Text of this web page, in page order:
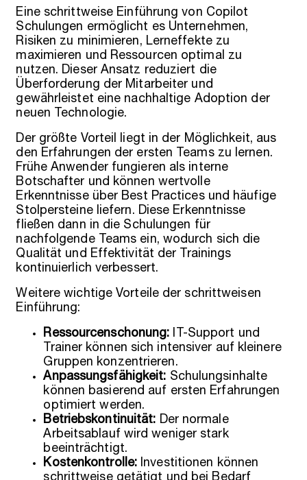
Eine schrittweise Einführung von Copilot
Schulungen ermöglicht es Unternehmen,
Risiken zu minimieren, Lerneffekte zu
maximieren und Ressourcen optimal zu
nutzen. Dieser Ansatz reduziert die
Überforderung der Mitarbeiter und
gewährleistet eine nachhaltige Adoption der
neuen Technologie.
Der größte Vorteil liegt in der Möglichkeit, aus
den Erfahrungen der ersten Teams zu lernen.
Frühe Anwender fungieren als interne
Botschafter und können wertvolle
Erkenntnisse über Best Practices und häufige
Stolpersteine liefern. Diese Erkenntnisse
fließen dann in die Schulungen für
nachfolgende Teams ein, wodurch sich die
Qualität und Effektivität der Trainings
kontinuierlich verbessert.
Weitere wichtige Vorteile der schrittweisen
Einführung:
Ressourcenschonung: IT-Support und
Trainer können sich intensiver auf kleinere
Gruppen konzentrieren.
Anpassungsfähigkeit: Schulungsinhalte
können basierend auf ersten Erfahrungen
optimiert werden.
Betriebskontinuität: Der normale
Arbeitsablauf wird weniger stark
beeinträchtigt.
Kostenkontrolle: Investitionen können